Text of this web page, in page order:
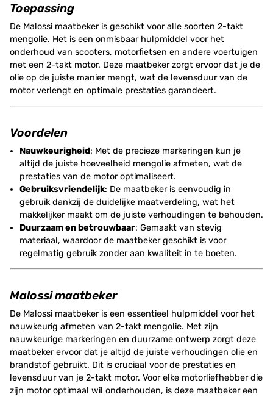
Toepassing
De Malossi maatbeker is geschikt voor alle soorten 2-takt
mengolie. Het is een onmisbaar hulpmiddel voor het
onderhoud van scooters, motorfietsen en andere voertuigen
met een 2-takt motor. Deze maatbeker zorgt ervoor dat je de
olie op de juiste manier mengt, wat de levensduur van de
motor verlengt en optimale prestaties garandeert.
Voordelen
Nauwkeurigheid: Met de precieze markeringen kun je
altijd de juiste hoeveelheid mengolie afmeten, wat de
prestaties van de motor optimaliseert.
Gebruiksvriendelijk: De maatbeker is eenvoudig in
gebruik dankzij de duidelijke maatverdeling, wat het
makkelijker maakt om de juiste verhoudingen te behouden.
Duurzaam en betrouwbaar: Gemaakt van stevig
materiaal, waardoor de maatbeker geschikt is voor
regelmatig gebruik zonder aan kwaliteit in te boeten.
Malossi maatbeker
De Malossi maatbeker is een essentieel hulpmiddel voor het
nauwkeurig afmeten van 2-takt mengolie. Met zijn
nauwkeurige markeringen en duurzame ontwerp zorgt deze
maatbeker ervoor dat je altijd de juiste verhoudingen olie en
brandstof gebruikt. Dit is cruciaal voor de prestaties en
levensduur van je 2-takt motor. Voor elke motorliefhebber die
zijn motor optimaal wil onderhouden, is deze maatbeker een